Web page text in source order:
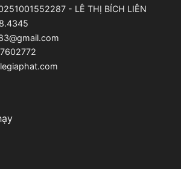
- LÊ THỊ BÍCH LIÊN